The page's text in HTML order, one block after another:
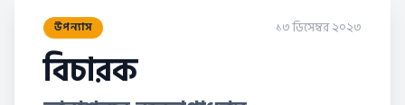
উপন্যাস ১৩ ডিসেম্বর ২০২৩
বিচারক